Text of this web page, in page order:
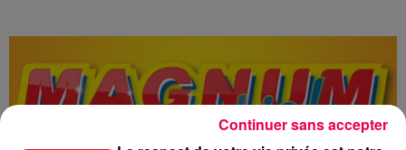
Continuer sans accepter